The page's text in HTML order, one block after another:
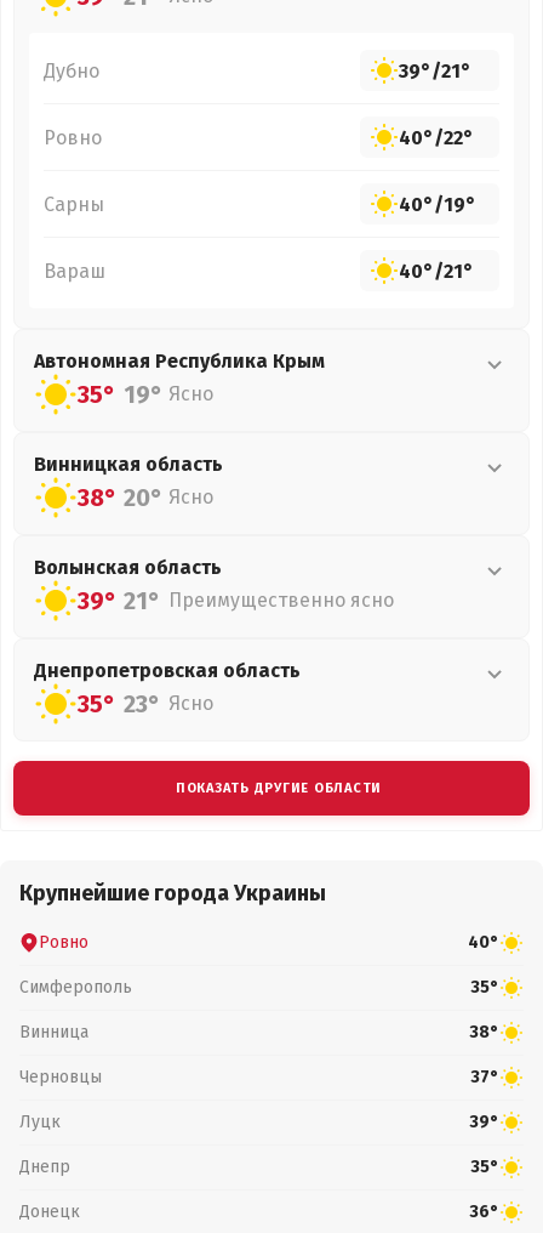
Дубно 39°/21°
Ровно 40°/22°
Сарны 40°/19°
Вараш 40°/21°
Автономная Республика Крым
35° 19° Ясно
Винницкая область
38° 20° Ясно
Волынская область
39° 21° Преимущественно ясно
Днепропетровская область
35° 23° Ясно
ПОКАЗАТЬ ДРУГИЕ ОБЛАСТИ
Крупнейшие города Украины
Ровно 40°
Симферополь 35°
Винница 38°
Черновцы 37°
Луцк 39°
Днепр 35°
Донецк 36°